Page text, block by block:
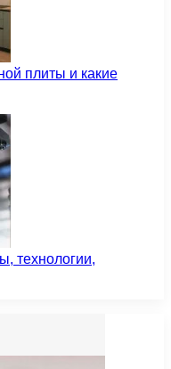
плиты и какие
технологии,